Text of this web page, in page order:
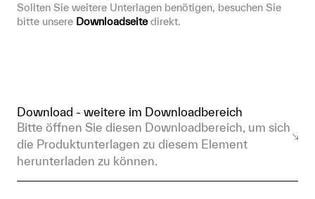
Sollten Sie weitere Unterlagen benötigen, besuchen Sie
bitte unsere Downloadseite direkt.
Download - weitere im Downloadbereich
Bitte öffnen Sie diesen Downloadbereich, um sich
die Produktunterlagen zu diesem Element
herunterladen zu können.